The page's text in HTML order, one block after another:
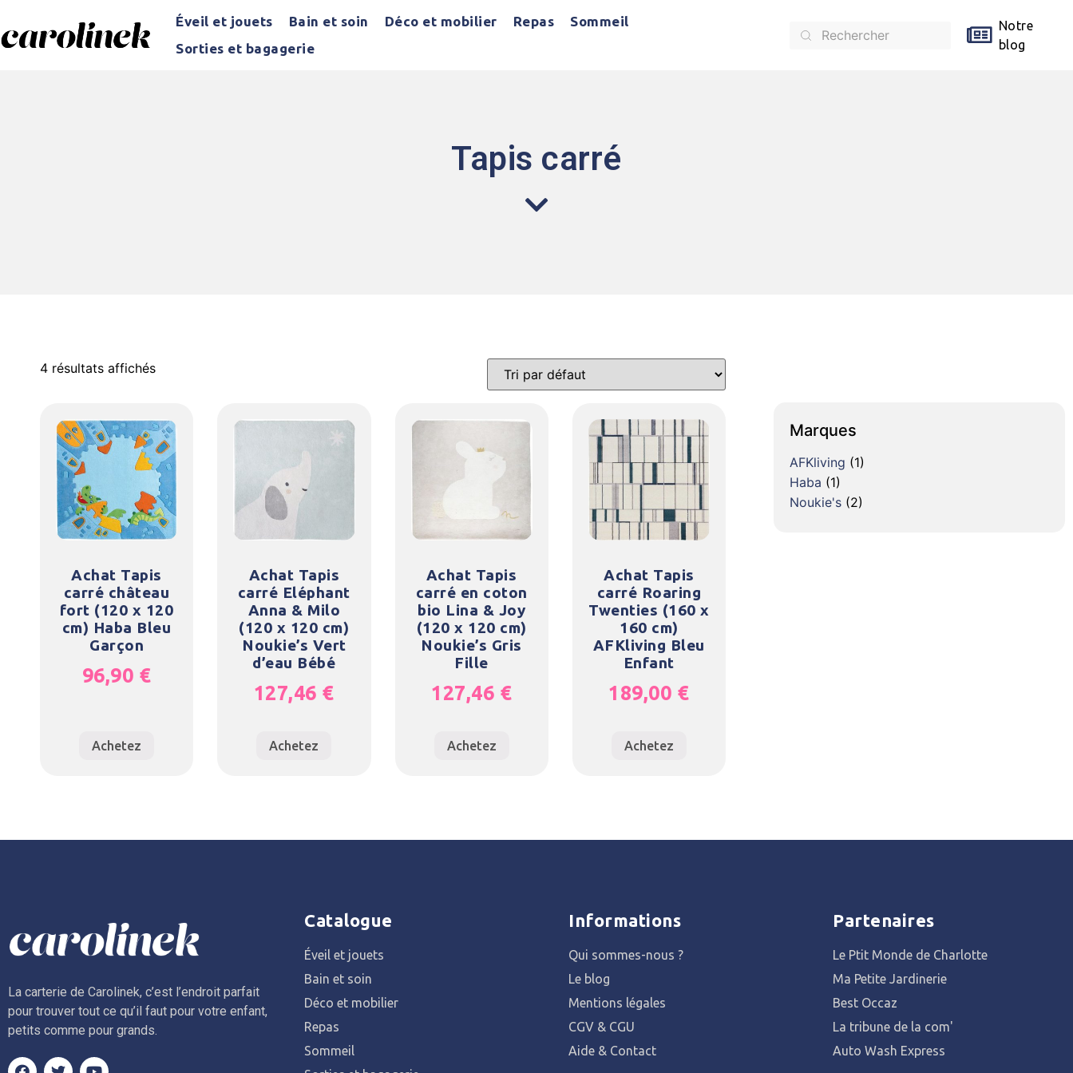
Éveil et jouets Bain et soin Déco et mobilier Repas
Sommeil
Sorties et bagagerie
Notre
blog
Tapis carré
4 résultats affichés
Achat Tapis
carré château
fort (120 x 120
cm) Haba Bleu
Garçon
96,90 €
Achetez
Achat Tapis
carré Eléphant
Anna & Milo
(120 x 120 cm)
Noukie’s Vert
d’eau Bébé
127,46 €
Achetez
Achat Tapis
carré en coton
bio Lina & Joy
(120 x 120 cm)
Noukie’s Gris
Fille
127,46 €
Achetez
Achat Tapis
carré Roaring
Twenties (160 x
160 cm)
AFKliving Bleu
Enfant
189,00 €
Achetez
Marques
AFKliving (1)
Haba (1)
Noukie's (2)
La carterie de Carolinek, c’est l’endroit parfait
pour trouver tout ce qu’il faut pour votre enfant,
petits comme pour grands.
Catalogue
Éveil et jouets
Bain et soin
Déco et mobilier
Repas
Sommeil
Informations
Qui sommes-nous ?
Le blog
Mentions légales
CGV & CGU
Aide & Contact
Partenaires
Le Ptit Monde de Charlotte
Ma Petite Jardinerie
Best Occaz
La tribune de la com'
Auto Wash Express